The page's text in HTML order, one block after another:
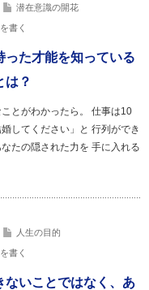
潜在意識の開花
書く
った才能を知っている
は？
とがわかったら。 仕事は10
してください」と 行列ができ
たの隠された力を 手に入れる
人生の目的
書く
ないことではなく、あ